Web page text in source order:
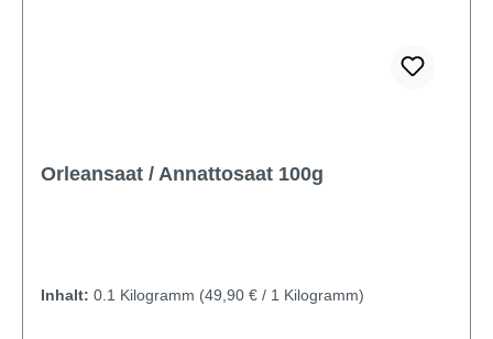
Orleansaat / Annattosaat 100g
Inhalt: 0.1 Kilogramm (49,90 € / 1 Kilogramm)